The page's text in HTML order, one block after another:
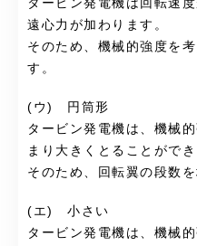
タービン発電機は回転速
遠心力が加わります。
そのため、機械的強度を
す。
(ウ) 円筒形
タービン発電機は、機械
まり大きくとることがで
そのため、回転翼の段数
(エ) 小さい
タービン発電機は、機械